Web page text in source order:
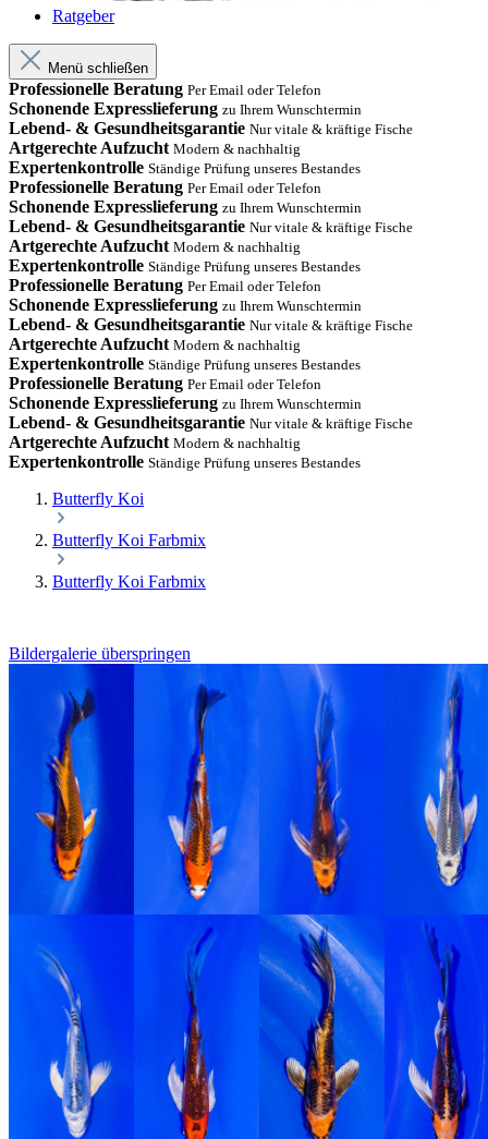
Ratgeber
Menü schließen
Professionelle Beratung Per Email oder Telefon
Schonende Expresslieferung zu Ihrem Wunschtermin
Lebend- & Gesundheitsgarantie Nur vitale & kräftige Fische
Artgerechte Aufzucht Modern & nachhaltig
Expertenkontrolle Ständige Prüfung unseres Bestandes
Professionelle Beratung Per Email oder Telefon
Schonende Expresslieferung zu Ihrem Wunschtermin
Lebend- & Gesundheitsgarantie Nur vitale & kräftige Fische
Artgerechte Aufzucht Modern & nachhaltig
Expertenkontrolle Ständige Prüfung unseres Bestandes
Professionelle Beratung Per Email oder Telefon
Schonende Expresslieferung zu Ihrem Wunschtermin
Lebend- & Gesundheitsgarantie Nur vitale & kräftige Fische
Artgerechte Aufzucht Modern & nachhaltig
Expertenkontrolle Ständige Prüfung unseres Bestandes
Professionelle Beratung Per Email oder Telefon
Schonende Expresslieferung zu Ihrem Wunschtermin
Lebend- & Gesundheitsgarantie Nur vitale & kräftige Fische
Artgerechte Aufzucht Modern & nachhaltig
Expertenkontrolle Ständige Prüfung unseres Bestandes
Butterfly Koi
Butterfly Koi Farbmix
Butterfly Koi Farbmix
Bildergalerie überspringen